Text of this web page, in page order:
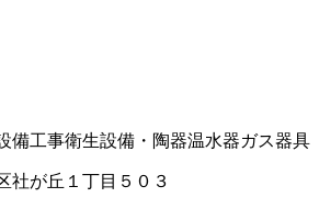
備工事衛生設備・陶器温水器ガス器具
社が丘１丁目５０３